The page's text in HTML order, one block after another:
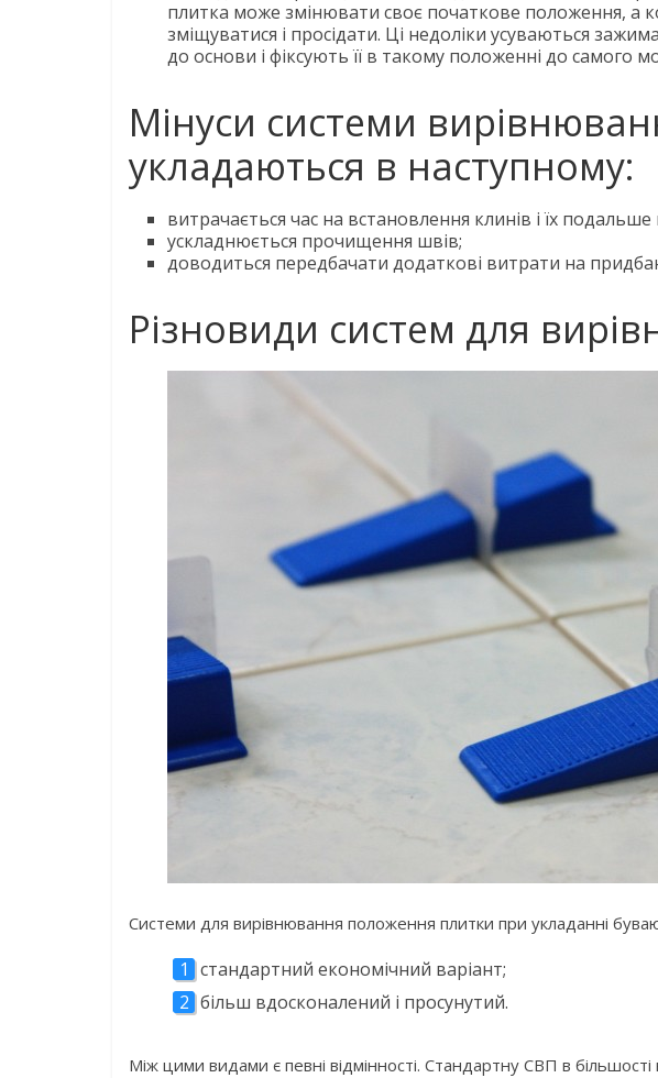
плитка може змінювати своє початкове положення, а
зміщуватися і просідати. Ці недоліки усуваються
до основи і фіксують її в такому положенні до самого
Мінуси системи
укладаються в наступному:
витрачається час на встановлення клинів і їх
ускладнюється прочищення швів;
доводиться передбачати додаткові витрати на
Різновиди систем для
Системи для вирівнювання положення плитки при укладанні
стандартний економічний варіант;
більш вдосконалений і просунутий.
Між цими видами є певні відмінності. Стандартну СВП в